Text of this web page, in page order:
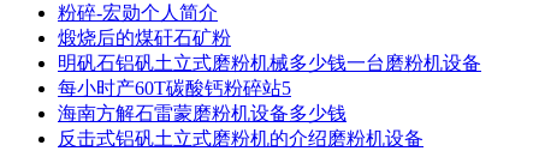
粉碎-宏勋个人简介
煅烧后的煤矸石矿粉
明矾石铝矾土立式磨粉机械多少钱一台磨粉机设备
每小时产60T碳酸钙粉碎站5
海南方解石雷蒙磨粉机设备多少钱
反击式铝矾土立式磨粉机的介绍磨粉机设备